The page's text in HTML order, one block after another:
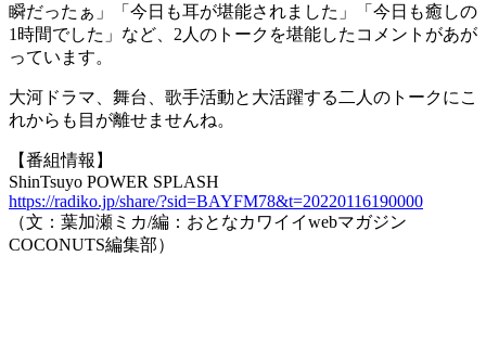
瞬だったぁ」「今日も耳が堪能されました」「今日も癒しの
1時間でした」など、2人のトークを堪能したコメントがあが
っています。
大河ドラマ、舞台、歌手活動と大活躍する二人のトークにこ
れからも目が離せませんね。
【番組情報】
ShinTsuyo POWER SPLASH
https://radiko.jp/share/?sid=BAYFM78&t=20220116190000
（文：葉加瀬ミカ/編：おとなカワイイwebマガジン
COCONUTS編集部）